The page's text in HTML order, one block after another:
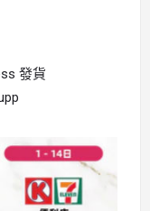
發貨